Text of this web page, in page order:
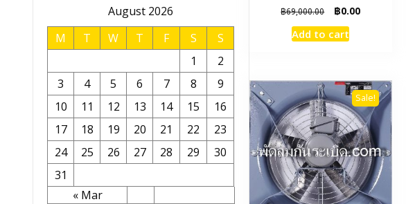
฿69,000.00
Original
price
was:
฿0.00Current
Add to cart
Sale!
August 2026
M
T W T F S
S
1
2
3
4 5 6 7 8
9
10
11 12 13 14 15
16
17
18 19 20 21 22
23
24
25 26 27 28 29
30
31
« Mar